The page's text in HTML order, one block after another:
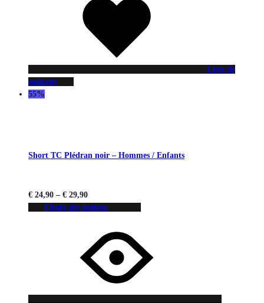
Liste de
souhaits
55%
Short TC Plédran noir – Hommes / Enfants
€ 24,90 – € 29,90
Choix des options